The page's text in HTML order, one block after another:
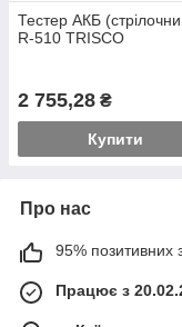
Тестер АКБ
R-510 TRISCO
2 755,28 ₴
Купити
Про нас
95% позитивних з
Працює з